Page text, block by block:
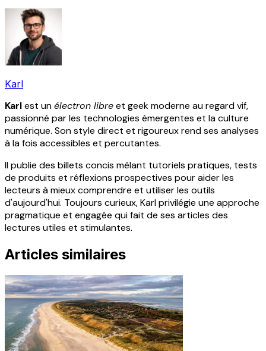
Karl
Karlest unélectron libreet geek moderne au regard vif,
passionné par les technologies émergentes et la culture
numérique. Son style direct et rigoureux rend ses analyses
à la fois accessibles et percutantes.
Il publie des billets concis mêlant tutoriels pratiques, tests
de produits et réflexions prospectives pour aider les
lecteurs à mieux comprendre et utiliser les outils
d'aujourd'hui. Toujours curieux, Karl privilégie une approche
pragmatique et engagée qui fait de ses articles des
lectures utiles et stimulantes.
Articles similaires